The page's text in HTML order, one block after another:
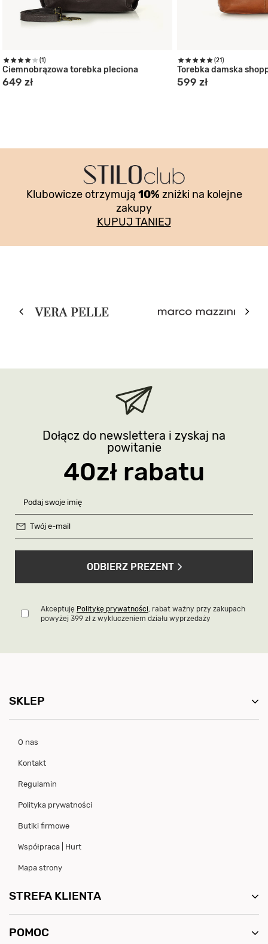
(1)
Ciemnobrązowa torebka pleciona
649 zł
(21)
Torebka damska
599 zł
Klubowicze otrzymują 10% zniżki na kolejne
zakupy
KUPUJ TANIEJ
Dołącz do newslettera i zyskaj na
powitanie
40zł rabatu
ODBIERZ PREZENT
Akceptuję Politykę prywatności, rabat ważny przy zakupach
powyżej 399 zł z wykluczeniem działu wyprzedaży
SKLEP
O nas
Kontakt
Regulamin
Polityka prywatności
Butiki firmowe
Współpraca | Hurt
Mapa strony
STREFA KLIENTA
POMOC